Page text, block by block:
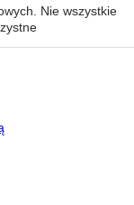
Nie wszystkie